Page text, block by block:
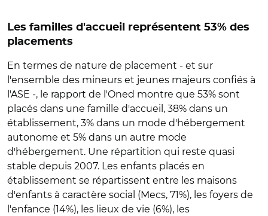
Les familles d'accueil représentent 53% des
placements
En termes de nature de placement - et sur
l'ensemble des mineurs et jeunes majeurs confiés à
l'ASE -, le rapport de l'Oned montre que 53% sont
placés dans une famille d'accueil, 38% dans un
établissement, 3% dans un mode d'hébergement
autonome et 5% dans un autre mode
d'hébergement. Une répartition qui reste quasi
stable depuis 2007. Les enfants placés en
établissement se répartissent entre les maisons
d'enfants à caractère social (Mecs, 71%), les foyers de
l'enfance (14%), les lieux de vie (6%), les